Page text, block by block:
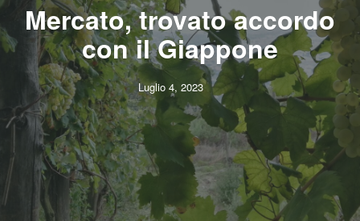
Mercato, trovato accordo
con il Giappone
Luglio 4, 2023